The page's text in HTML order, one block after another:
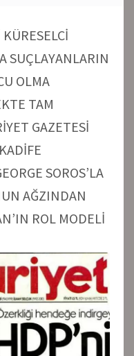
SUÇLAYANLARIN
OLMA
TAM
GAZETESİ
SOROS’LA
AĞZINDAN
ROL MODELİ